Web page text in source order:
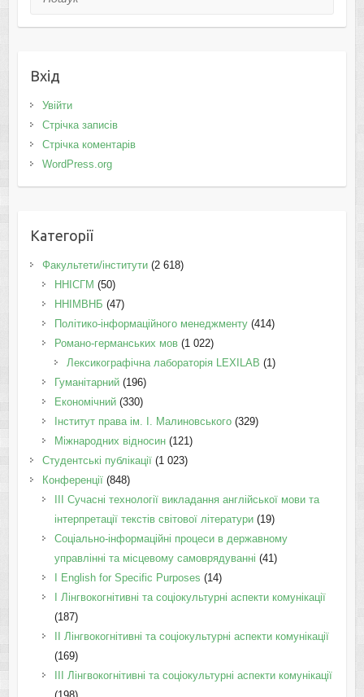
Вхід
Увійти
Стрічка записів
Стрічка коментарів
WordPress.org
Категорії
Факультети/інститути(2 618)
ННІСГМ (50)
ННІМВНБ (47)
Політико-інформаційного менеджменту(414)
Романо-германських мов(1 022)
Лексикографічна лабораторія LEXILAB (1)
Гуманітарний(196)
Економічний(330)
Інститут права ім. І. Малиновського(329)
Міжнародних відносин(121)
Студентські публікації(1 023)
Конференції(848)
III Сучасні технології викладання англійської мови та
інтерпретації текстів світової літератури(19)
Соціально-інформаційні процеси в державному
управлінні та місцевому самоврядуванні (41)
І English for Specific Purposes (14)
I Лінгвокогнітивні та соціокультурні аспекти комунікації
(187)
IІ Лінгвокогнітивні та соціокультурні аспекти комунікації
(169)
IІI Лінгвокогнітивні та соціокультурні аспекти комунікації